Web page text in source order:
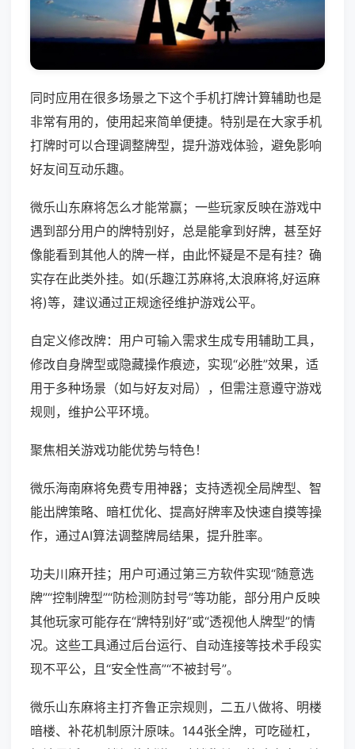
同时应用在很多场景之下这个手机打牌计算辅助也是
非常有用的，使用起来简单便捷。特别是在大家手机
打牌时可以合理调整牌型，提升游戏体验，避免影响
好友间互动乐趣。
微乐山东麻将怎么才能常赢；一些玩家反映在游戏中
遇到部分用户的牌特别好，总是能拿到好牌，甚至好
像能看到其他人的牌一样，由此怀疑是不是有挂？确
实存在此类外挂。如(乐趣江苏麻将,太浪麻将,好运麻
将)等，建议通过正规途径维护游戏公平。
自定义修改牌：用户可输入需求生成专用辅助工具，
修改自身牌型或隐藏操作痕迹，实现“必胜”效果，适
用于多种场景（如与好友对局），但需注意遵守游戏
规则，维护公平环境。
聚焦相关游戏功能优势与特色！
微乐海南麻将免费专用神器；支持透视全局牌型、智
能出牌策略、暗杠优化、提高好牌率及快速自摸等操
作，通过AI算法调整牌局结果，提升胜率。
功夫川麻开挂；用户可通过第三方软件实现“随意选
牌”“控制牌型”“防检测防封号”等功能，部分用户反映
其他玩家可能存在“牌特别好”或“透视他人牌型”的情
况。这些工具通过后台运行、自动连接等技术手段实
现不平公，且“安全性高”“不被封号”。
微乐山东麻将主打齐鲁正宗规则，二五八做将、明楼
暗楼、补花机制原汁原味。144张全牌，可吃碰杠，